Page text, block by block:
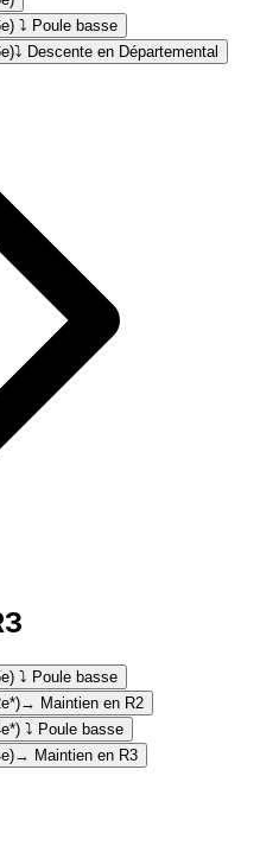
⤵ Poule basse
⤵ Descente en Départemental
⤵ Poule basse
→ Maintien en R2
⤵ Poule basse
→ Maintien en R3